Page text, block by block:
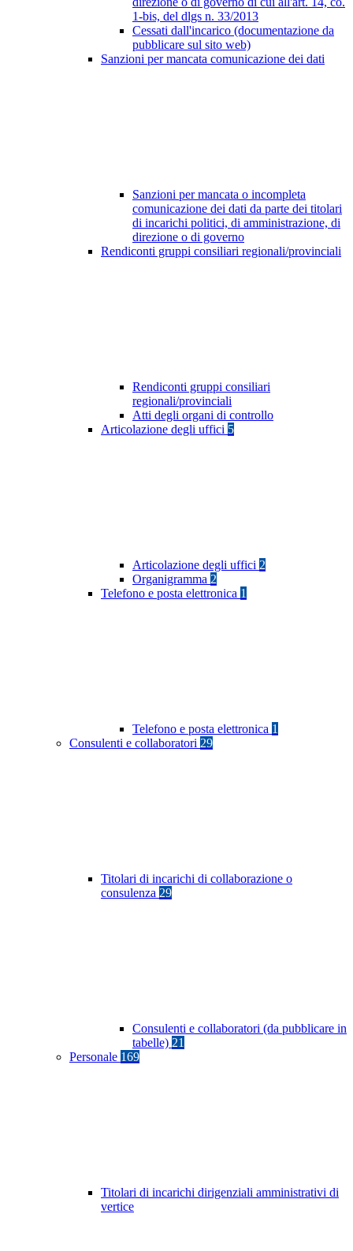
1-bis, del dlgs n. 33/2013
Cessati dall'incarico (documentazione da
pubblicare sul sito web)
Sanzioni per mancata comunicazione dei dati
Sanzioni per mancata o incompleta
comunicazione dei dati da parte dei titolari
di incarichi politici, di amministrazione, di
direzione o di governo
Rendiconti gruppi consiliari regionali/provinciali
Rendiconti gruppi consiliari
regionali/provinciali
Atti degli organi di controllo
Articolazione degli uffici 5
Articolazione degli uffici 2
Organigramma 2
Telefono e posta elettronica 1
Telefono e posta elettronica 1
Consulenti e collaboratori 29
Titolari di incarichi di collaborazione o
consulenza 29
Consulenti e collaboratori (da pubblicare in
tabelle) 21
Personale 169
Titolari di incarichi dirigenziali amministrativi di
vertice